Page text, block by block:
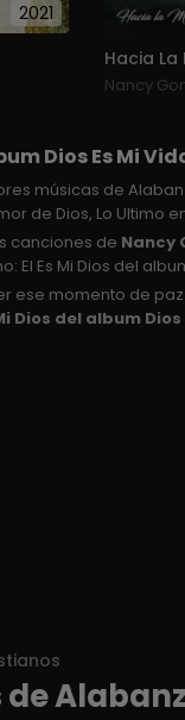
2021
Hacia La
Nancy
Dios Es Mi
músicas de
de Dios, Lo Ultimo
canciones de Nancy
El Es Mi Dios del
ese momento de
Dios del album Dios